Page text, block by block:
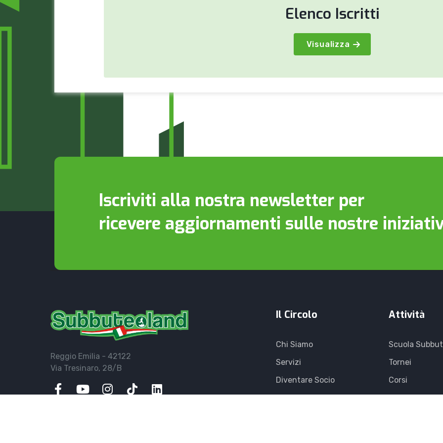
Elenco Iscritti
Visualizza
Iscriviti alla nostra newsletter per
ricevere aggiornamenti sulle nostre
Reggio Emilia - 42122
Via Tresinaro, 28/B
Il Circolo
Chi Siamo
Servizi
Diventare Socio
Attività
Scuola
Tornei
Corsi
Open Day